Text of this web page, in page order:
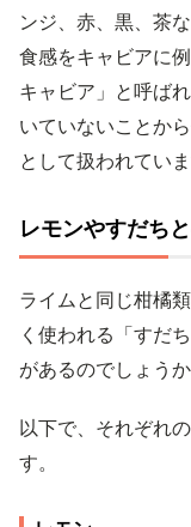
ンジ、赤、黒、茶
食感をキャビアに
キャビア」と呼ば
いていないことか
として扱われていま
レモンやすだち
ライムと同じ柑橘
く使われる「すだ
があるのでしょうか
以下で、それぞれ
す。